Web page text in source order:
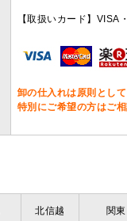
【取扱いカード】
卸の仕入れは原則とし
特別にご希望の方はご
北信越 関東